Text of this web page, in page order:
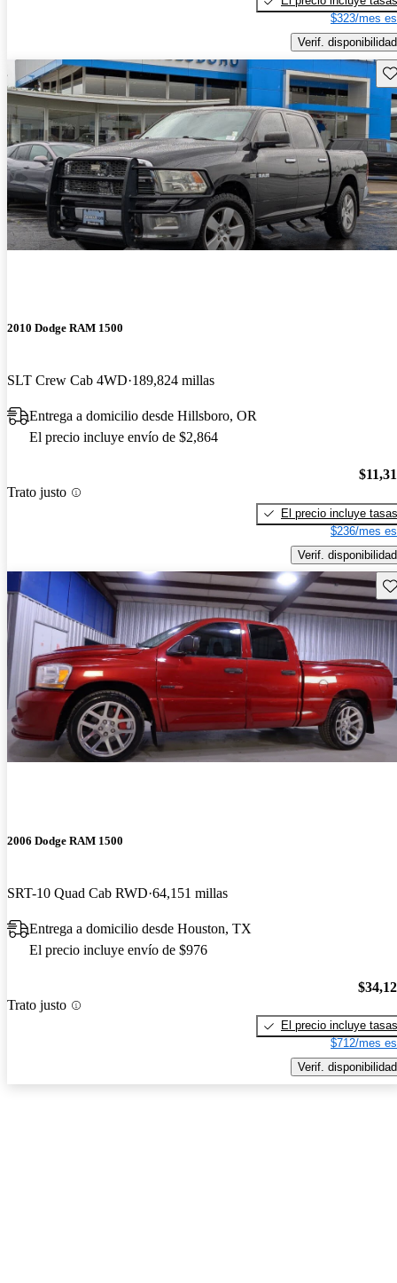
$323/mes
Verif. disponibilidad
2010 Dodge RAM 1500
SLT Crew Cab 4WD 189,824 millas
Entrega a domicilio desde Hillsboro, OR
El precio incluye envío de $2,864
Trato justo
El precio incluye tasas
$236/mes
Verif. disponibilidad
2006 Dodge RAM 1500
SRT-10 Quad Cab RWD 64,151 millas
Entrega a domicilio desde Houston, TX
El precio incluye envío de $976
Trato justo
El precio incluye tasas
$712/mes
Verif. disponibilidad